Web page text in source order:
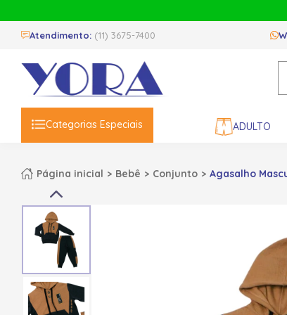
Atendimento: (11) 3675-7400
Categorias Especiais ADULTO
Página inicial Bebê Conjunto Agasalho